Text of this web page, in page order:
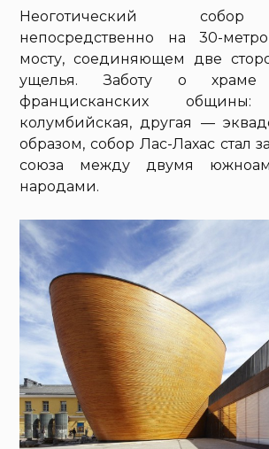
Неоготический собор
непосредственно на 30-
мосту, соединяющем две
ущелья. Заботу о
францисканских
колумбийская, другая —
образом, собор Лас-Лахас стал
союза между двумя
народами.